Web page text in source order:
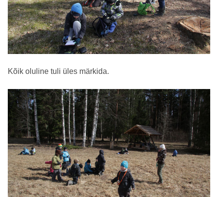
Kõik oluline tuli üles märkida.